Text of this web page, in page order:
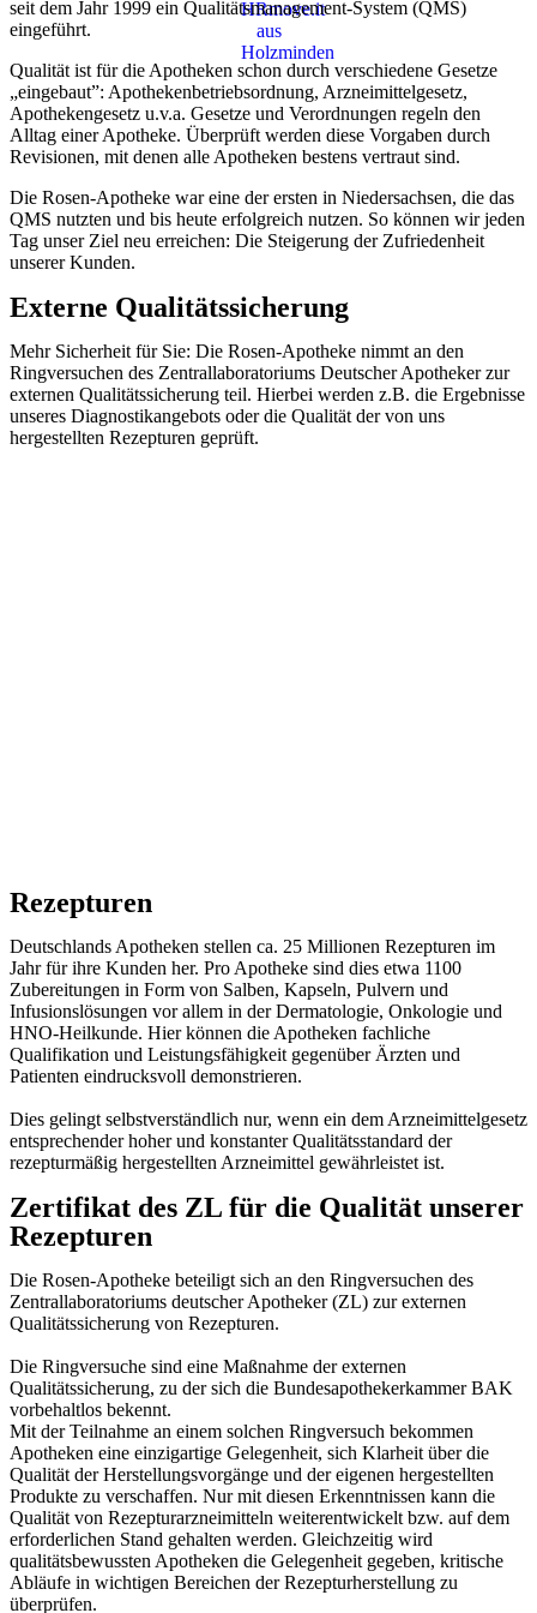
seit dem Jahr 1999 ein Qualitätsmanagement-System (QMS)
eingeführt.
Qualität ist für die Apotheken schon durch verschiedene Gesetze
„eingebaut”: Apothekenbetriebsordnung, Arzneimittelgesetz,
Apothekengesetz u.v.a. Gesetze und Verordnungen regeln den
Alltag einer Apotheke. Überprüft werden diese Vorgaben durch
Revisionen, mit denen alle Apotheken bestens vertraut sind.
Die Rosen-Apotheke war eine der ersten in Niedersachsen, die das
QMS nutzten und bis heute erfolgreich nutzen. So können wir jeden
Tag unser Ziel neu erreichen: Die Steigerung der Zufriedenheit
unserer Kunden.
Externe Qualitätssicherung
Mehr Sicherheit für Sie: Die Rosen-Apotheke nimmt an den
Ringversuchen des Zentrallaboratoriums Deutscher Apotheker zur
externen Qualitätssicherung teil. Hierbei werden z.B. die Ergebnisse
unseres Diagnostikangebots oder die Qualität der von uns
hergestellten Rezepturen geprüft.
Rezepturen
Deutschlands Apotheken stellen ca. 25 Millionen Rezepturen im
Jahr für ihre Kunden her. Pro Apotheke sind dies etwa 1100
Zubereitungen in Form von Salben, Kapseln, Pulvern und
Infusionslösungen vor allem in der Dermatologie, Onkologie und
HNO-Heilkunde. Hier können die Apotheken fachliche
Qualifikation und Leistungsfähigkeit gegenüber Ärzten und
Patienten eindrucksvoll demonstrieren.
Dies gelingt selbstverständlich nur, wenn ein dem Arzneimittelgesetz
entsprechender hoher und konstanter Qualitätsstandard der
rezepturmäßig hergestellten Arzneimittel gewährleistet ist.
Zertifikat des ZL für die Qualität unserer
Rezepturen
Die Rosen-Apotheke beteiligt sich an den Ringversuchen des
Zentrallaboratoriums deutscher Apotheker (ZL) zur externen
Qualitätssicherung von Rezepturen.
Die Ringversuche sind eine Maßnahme der externen
Qualitätssicherung, zu der sich die Bundesapothekerkammer BAK
vorbehaltlos bekennt.
Mit der Teilnahme an einem solchen Ringversuch bekommen
Apotheken eine einzigartige Gelegenheit, sich Klarheit über die
Qualität der Herstellungsvorgänge und der eigenen hergestellten
Produkte zu verschaffen. Nur mit diesen Erkenntnissen kann die
Qualität von Rezepturarzneimitteln weiterentwickelt bzw. auf dem
erforderlichen Stand gehalten werden. Gleichzeitig wird
qualitätsbewussten Apotheken die Gelegenheit gegeben, kritische
Abläufe in wichtigen Bereichen der Rezepturherstellung zu
überprüfen.